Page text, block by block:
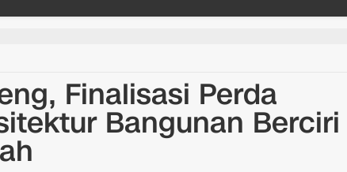
Finalisasi Perda
Bangunan Berciri